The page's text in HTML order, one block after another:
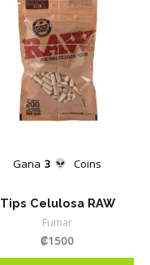
Gana 3 Coins
Tips Celulosa RAW
Fumar
₡1500